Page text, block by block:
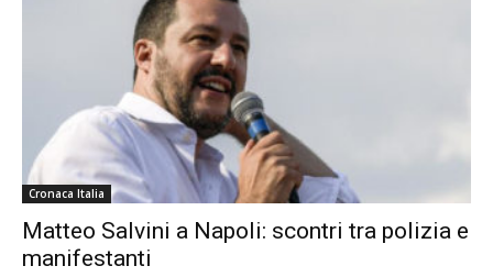
Cronaca Italia
Matteo Salvini a Napoli: scontri tra polizia e
manifestanti